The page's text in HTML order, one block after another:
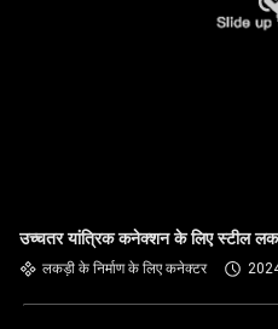
उच्चतर यांत्रिक कनेक्शन के लिए स्टील
लकड़ी के निर्माण के लिए कनेक्टर